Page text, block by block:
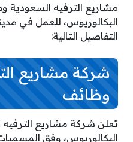
مشاريع الترفيه السعودية
البكالوريوس، للعمل في
التفاصيل التالية:
شركة مشاريع
وظائف
تعلن شركة مشاريع
البكالوريوس، وفق